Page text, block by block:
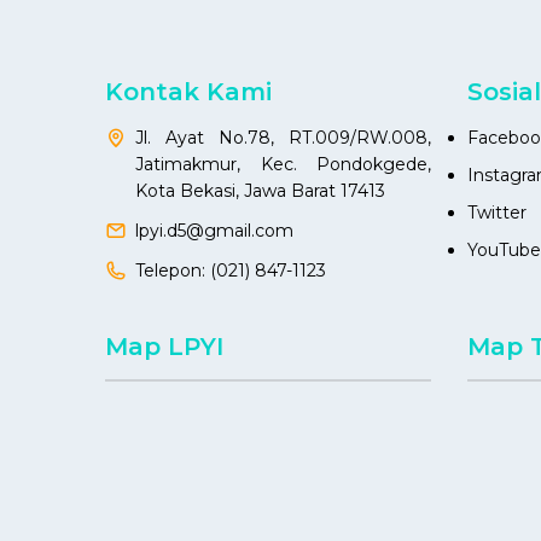
Kontak Kami
Jl. Ayat No.78, RT.009/RW.008,
Jatimakmur, Kec. Pondokgede,
Kota Bekasi, Jawa Barat 17413
lpyi.d5@gmail.com
Telepon: (021) 847-1123
Twitter
YouTube
Map LPYI Map